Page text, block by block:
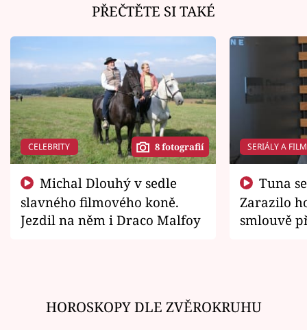
PŘEČTĚTE SI TAKÉ
CELEBRITY 8 fotografií
slavného filmového koně.
Jezdil na něm i Draco Malfoy
SERIÁLY A
Zarazilo
smlouvě
HOROSKOPY DLE ZVĚROKRUHU